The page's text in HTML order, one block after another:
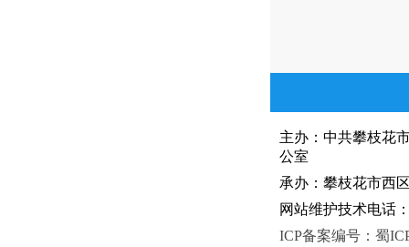
主办：中共攀枝
公室
承办：攀枝花市西
网站维护技术电话
ICP备案编号：蜀